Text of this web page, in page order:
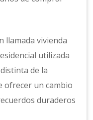
llamada vivienda
utilizada
de la
ofrecer un cambio
duraderos